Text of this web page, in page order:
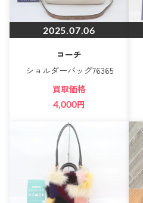
2025.07.06
コーチ
ショルダーバッグ76365
買取価格
4,000円